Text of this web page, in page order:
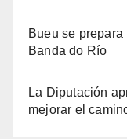
Bueu se
Banda do Río
La Diputación
mejorar el